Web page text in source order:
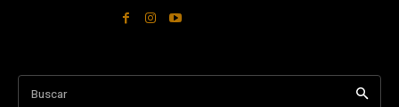
Buscar